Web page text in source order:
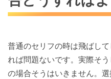
普通のセリフの時は飛ばし
れば問題ないです。実際そ
の場合そうはいきません。